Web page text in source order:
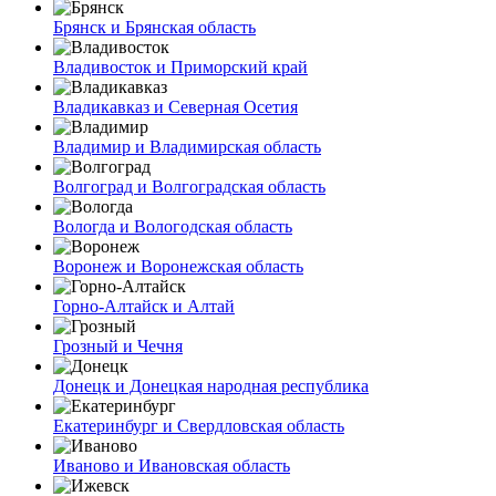
Брянск и Брянская область
Владивосток и Приморский край
Владикавказ и Северная Осетия
Владимир и Владимирская область
Волгоград и Волгоградская область
Вологда и Вологодская область
Воронеж и Воронежская область
Горно-Алтайск и Алтай
Грозный и Чечня
Донецк и Донецкая народная республика
Екатеринбург и Свердловская область
Иваново и Ивановская область